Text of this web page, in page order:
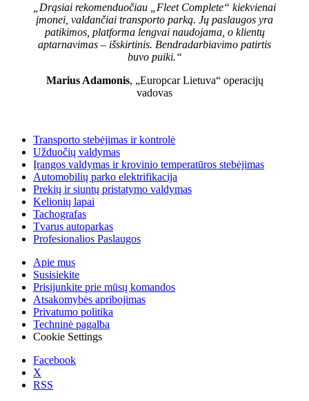
„Drąsiai rekomenduočiau „Fleet Complete“ kiekvienai
įmonei, valdančiai transporto parką. Jų paslaugos yra
patikimos, platforma lengvai naudojama, o klientų
aptarnavimas – išskirtinis. Bendradarbiavimo patirtis
buvo puiki.“
Marius Adamonis, „Europcar Lietuva“ operacijų
vadovas
Transporto stebėjimas ir kontrolė
Užduočių valdymas
Įrangos valdymas ir krovinio temperatūros stebėjimas
Automobilių parko elektrifikacija
Prekių ir siuntų pristatymo valdymas
Kelionių lapai
Tachografas
Tvarus autoparkas
Profesionalios Paslaugos
Apie mus
Susisiekite
Prisijunkite prie mūsų komandos
Atsakomybės apribojimas
Privatumo politika
Techninė pagalba
Cookie Settings
Facebook
X
RSS